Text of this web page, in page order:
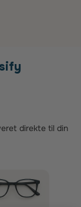
direkte til din